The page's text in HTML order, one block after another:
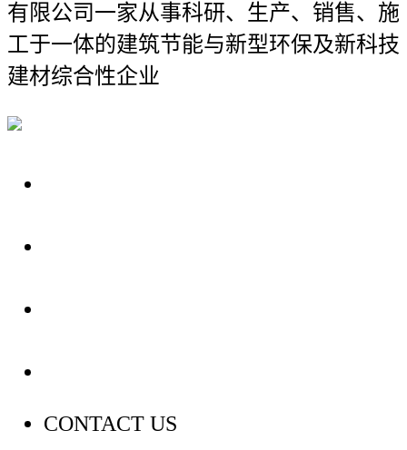
有限公司一家从事科研、生产、销售、施
工于一体的建筑节能与新型环保及新科技
建材综合性企业
CONTACT US